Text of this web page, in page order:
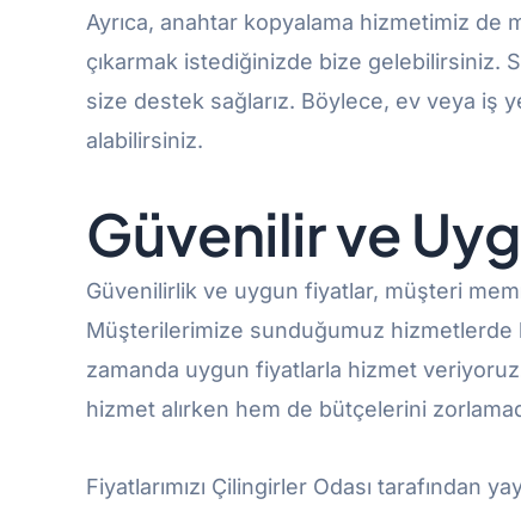
Ayrıca, anahtar kopyalama hizmetimiz de
çıkarmak istediğinizde bize gelebilirsiniz.
size destek sağlarız. Böylece, ev veya iş
alabilirsiniz.
Güvenilir ve
Güvenilirlik ve uygun fiyatlar, müşteri
Müşterilerimize sunduğumuz hizmetlerde
zamanda uygun fiyatlarla hizmet
hizmet alırken hem de bütçelerini
Fiyatlarımızı Çilingirler Odası tarafından